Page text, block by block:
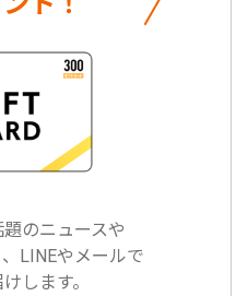
のニュースや
LINEやメールで
します。